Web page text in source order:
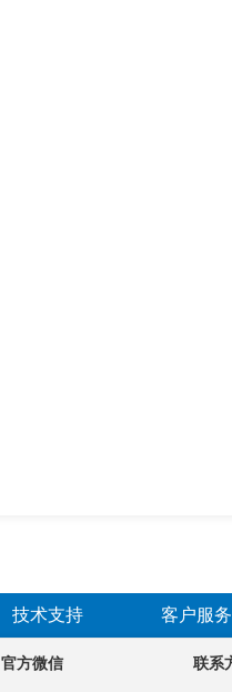
技术支持 客户服务
官方微信 联系